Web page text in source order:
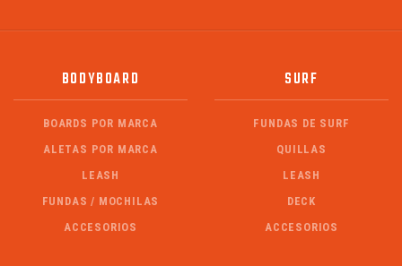
BODYBOARD
BOARDS POR MARCA
ALETAS POR MARCA
LEASH
FUNDAS / MOCHILAS
ACCESORIOS
SURF
FUNDAS DE SURF
QUILLAS
LEASH
DECK
ACCESORIOS